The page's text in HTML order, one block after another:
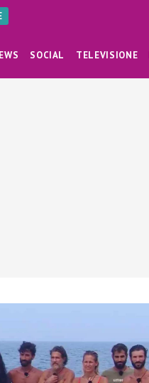
SOCIAL TELEVISIONE